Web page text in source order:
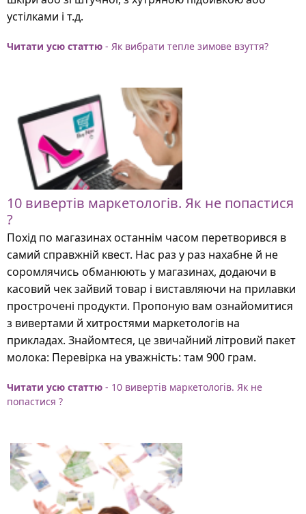
устілками і т.д.
Читати усю статтю - Як вибрати тепле зимове взуття?
10 вивертів маркетологів. Як не попастися
?
Похід по магазинах останнім часом перетворився в
самий справжній квест. Нас раз у раз нахабне й не
соромлячись обманюють у магазинах, додаючи в
касовий чек зайвий товар і виставляючи на прилавки
прострочені продукти. Пропоную вам ознайомитися
з вивертами й хитростями маркетологів на
прикладах. Знайомтеся, це звичайний літровий пакет
молока: Перевірка на уважність: там 900 грам.
Читати усю статтю - 10 вивертів маркетологів. Як не
попастися ?